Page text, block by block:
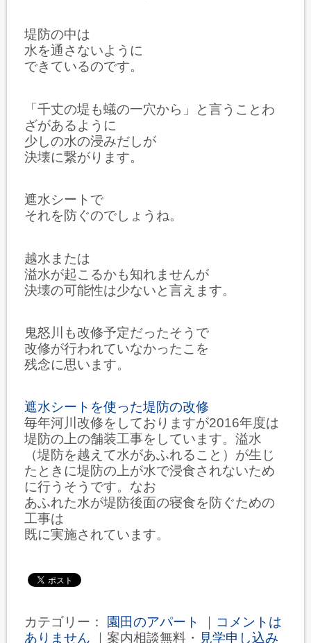
堤防の中は
水を通さないように
できているのです。
「千丈の堤も蟻の一穴から」と言うことわ
ざがあるように
少しの水の浸みだしが
決壊に繋がります。
遮水シートで
それを防ぐのでしょうね。
越水または
溢水が起こるかも知れませんが
決壊の可能性は少ないと言えます。
鬼怒川も改修予定だったそうで
改修が行われていなかったこを
残念に思います。
遮水シートを使った堤防の改修
毎年河川改修をしておりますが2016年度は
堤防の上の舗装工事をしています。溢水
（堤防を越えて水があふれること）が生じ
たときに堤防の上が水で浸食されないため
に行うそうです。なお
あふれた水が堤防後面の寝食を防ぐための
工事は
既に実施されています。
カテゴリー： 園田のアパート ｜ コメントは
ありません ｜案内相談無料・ 見学申し込み